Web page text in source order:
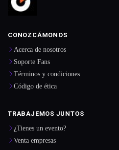
CONOZCÁMONOS
Acerca de nosotros
Soporte Fans
Términos y condiciones
Código de ética
TRABAJEMOS JUNTOS
¿Tienes un evento?
Venta empresas